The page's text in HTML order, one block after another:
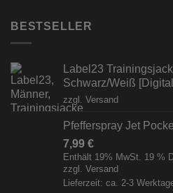
BESTSELLER
Label23
Schwarz/Weiß
zzgl. Versand
Pfefferspray Jet
7,99 €
Enthält 19% MwSt. 19 %
zzgl. Versand
Lieferzeit: ca. 2-3